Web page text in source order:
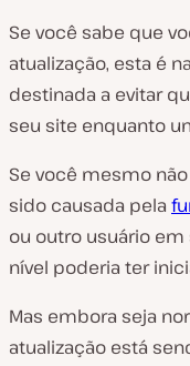
Se você sabe que
atualização, esta é
destinada a evitar
seu site enquanto
Se você mesmo
sido causada pela
ou outro usuário
nível poderia ter
Mas embora seja
atualização está